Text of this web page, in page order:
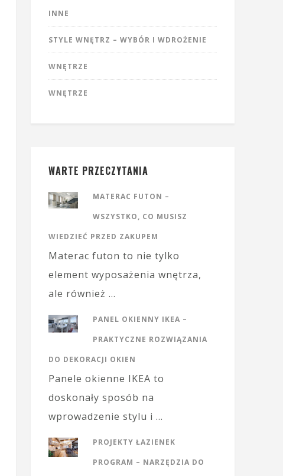
INNE
STYLE WNĘTRZ – WYBÓR I WDROŻENIE
WNĘTRZE
WNĘTRZE
WARTE PRZECZYTANIA
MATERAC FUTON –
WSZYSTKO, CO MUSISZ
WIEDZIEĆ PRZED ZAKUPEM
Materac futon to nie tylko
element wyposażenia wnętrza,
ale również …
PANEL OKIENNY IKEA –
PRAKTYCZNE ROZWIĄZANIA
DO DEKORACJI OKIEN
Panele okienne IKEA to
doskonały sposób na
wprowadzenie stylu i …
PROJEKTY ŁAZIENEK
PROGRAM – NARZĘDZIA DO